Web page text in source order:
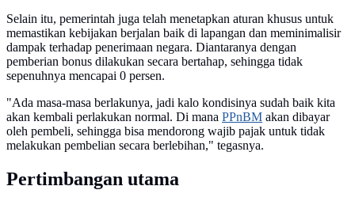
Selain itu, pemerintah juga telah menetapkan aturan khusus untuk
memastikan kebijakan berjalan baik di lapangan dan meminimalisir
dampak terhadap penerimaan negara. Diantaranya dengan
pemberian bonus dilakukan secara bertahap, sehingga tidak
sepenuhnya mencapai 0 persen.
"Ada masa-masa berlakunya, jadi kalo kondisinya sudah baik kita
akan kembali perlakukan normal. Di mana PPnBM akan dibayar
oleh pembeli, sehingga bisa mendorong wajib pajak untuk tidak
melakukan pembelian secara berlebihan," tegasnya.
Pertimbangan utama